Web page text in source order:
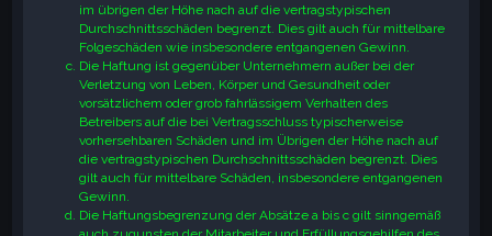
im übrigen der Höhe nach auf die vertragstypischen
Durchschnittsschäden begrenzt. Dies gilt auch für mittelbare
Folgeschäden wie insbesondere entgangenen Gewinn.
Die Haftung ist gegenüber Unternehmern außer bei der
Verletzung von Leben, Körper und Gesundheit oder
vorsätzlichem oder grob fahrlässigem Verhalten des
Betreibers auf die bei Vertragsschluss typischerweise
vorhersehbaren Schäden und im Übrigen der Höhe nach auf
die vertragstypischen Durchschnittsschäden begrenzt. Dies
gilt auch für mittelbare Schäden, insbesondere entgangenen
Gewinn.
Die Haftungsbegrenzung der Absätze a bis c gilt sinngemäß